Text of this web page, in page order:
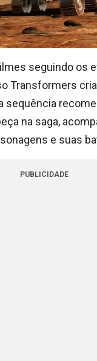
seguindo os
Transformers
sequência
na saga,
e suas
PUBLICIDADE